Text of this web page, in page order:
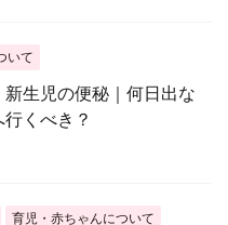
いて
新生児の便秘｜何日出な
くべき？
育児・赤ちゃんについて